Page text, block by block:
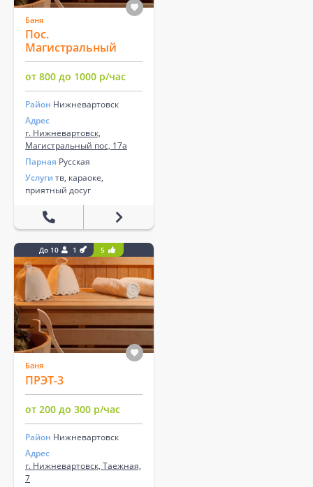
Баня
Пос.
Магистральный
от 800 до 1000 р/час
Район Нижневартовск
Адрес
г. Нижневартовск,
Магистральный пос, 17а
Парная Русская
Услуги тв, караоке,
приятный досуг
До 10 1 5
Баня
ПРЭТ-3
от 200 до 300 р/час
Район Нижневартовск
Адрес
г. Нижневартовск, Таежная,
7